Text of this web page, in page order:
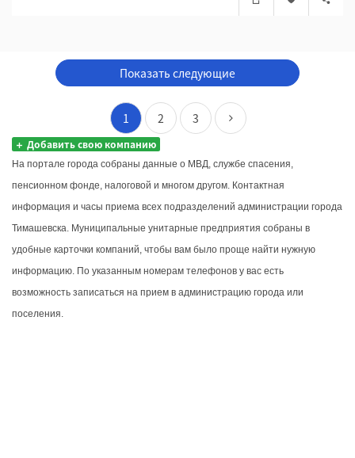
Показать следующие
1 2 3
Добавить свою компанию
На портале города собраны данные о МВД, службе спасения,
пенсионном фонде, налоговой и многом другом. Контактная
информация и часы приема всех подразделений администрации города
Тимашевска. Муниципальные унитарные предприятия собраны в
удобные карточки компаний, чтобы вам было проще найти нужную
информацию. По указанным номерам телефонов у вас есть
возможность записаться на прием в администрацию города или
поселения.